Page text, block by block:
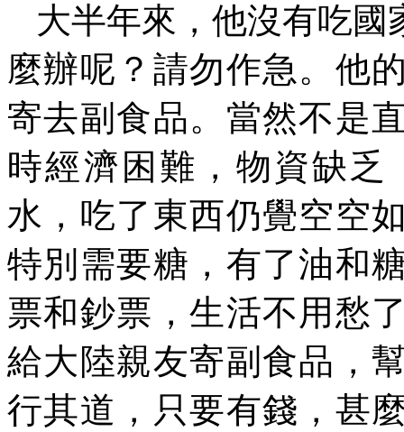
大半年來，他沒有吃
麼辦呢？請勿作急。他
寄去副食品。當然不是
時經濟困難，物資缺
水，吃了東西仍覺空空
特別需要糖，有了油和
票和鈔票，生活不用愁
給大陸親友寄副食品，
行其道，只要有錢，甚